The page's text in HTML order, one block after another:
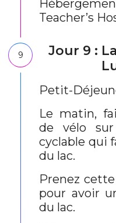
Teacher’s
9
Jour 9 :
Petit-
Le matin,
de vélo
cyclable qui
du lac.
Prenez
pour avoir
du lac.